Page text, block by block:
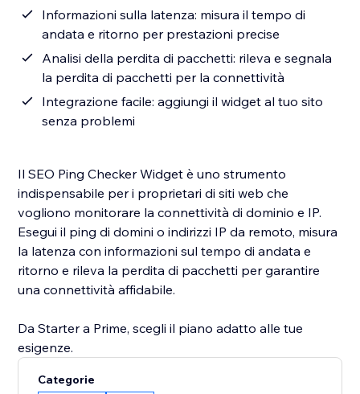
Informazioni sulla latenza: misura il tempo di
andata e ritorno per prestazioni precise
Analisi della perdita di pacchetti: rileva e segnala
la perdita di pacchetti per la connettività
Integrazione facile: aggiungi il widget al tuo sito
senza problemi
Il SEO Ping Checker Widget è uno strumento
indispensabile per i proprietari di siti web che
vogliono monitorare la connettività di dominio e IP.
Esegui il ping di domini o indirizzi IP da remoto, misura
la latenza con informazioni sul tempo di andata e
ritorno e rileva la perdita di pacchetti per garantire
una connettività affidabile.
Da Starter a Prime, scegli il piano adatto alle tue
esigenze.
Categorie